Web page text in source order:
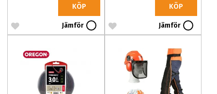
KÖP
Jämför
KÖP
Jämför